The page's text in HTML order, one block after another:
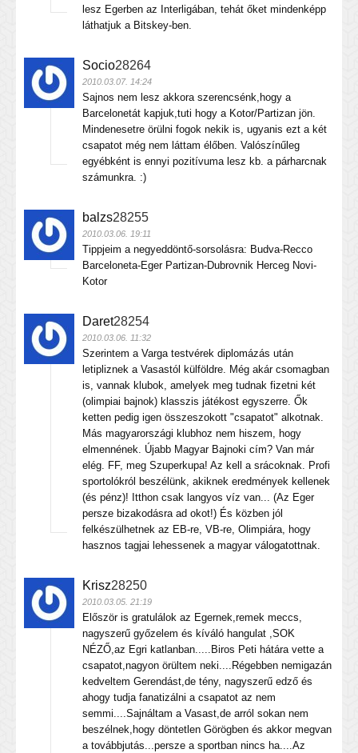
lesz Egerben az Interligában, tehát őket mindenképp
láthatjuk a Bitskey-ben.
Socio28264
2010.03.07. 14:24
Sajnos nem lesz akkora szerencsénk,hogy a
Barcelonetát kapjuk,tuti hogy a Kotor/Partizan jön.
Mindenesetre örülni fogok nekik is, ugyanis ezt a két
csapatot még nem láttam élőben. Valószínűleg
egyébként is ennyi pozitívuma lesz kb. a párharcnak
számunkra. :)
balzs28255
2010.03.06. 19:11
Tippjeim a negyeddöntő-sorsolásra: Budva-Recco
Barceloneta-Eger Partizan-Dubrovnik Herceg Novi-
Kotor
Daret28254
2010.03.06. 11:32
Szerintem a Varga testvérek diplomázás után
letipliznek a Vasastól külföldre. Még akár csomagban
is, vannak klubok, amelyek meg tudnak fizetni két
(olimpiai bajnok) klasszis játékost egyszerre. Ők
ketten pedig igen összeszokott "csapatot" alkotnak.
Más magyarországi klubhoz nem hiszem, hogy
elmennének. Újabb Magyar Bajnoki cím? Van már
elég. FF, meg Szuperkupa! Az kell a srácoknak. Profi
sportolókról beszélünk, akiknek eredmények kellenek
(és pénz)! Itthon csak langyos víz van... (Az Eger
persze bizakodásra ad okot!) És közben jól
felkészülhetnek az EB-re, VB-re, Olimpiára, hogy
hasznos tagjai lehessenek a magyar válogatottnak.
Krisz28250
2010.03.05. 21:19
Először is gratulálok az Egernek,remek meccs,
nagyszerű győzelem és kíváló hangulat ,SOK
NÉZŐ,az Egri katlanban.....Biros Peti hátára vette a
csapatot,nagyon örültem neki....Régebben nemigazán
kedveltem Gerendást,de tény, nagyszerű edző és
ahogy tudja fanatizálni a csapatot az nem
semmi....Sajnáltam a Vasast,de arról sokan nem
beszélnek,hogy döntetlen Görögben és akkor megvan
a továbbjutás...persze a sportban nincs ha....Az